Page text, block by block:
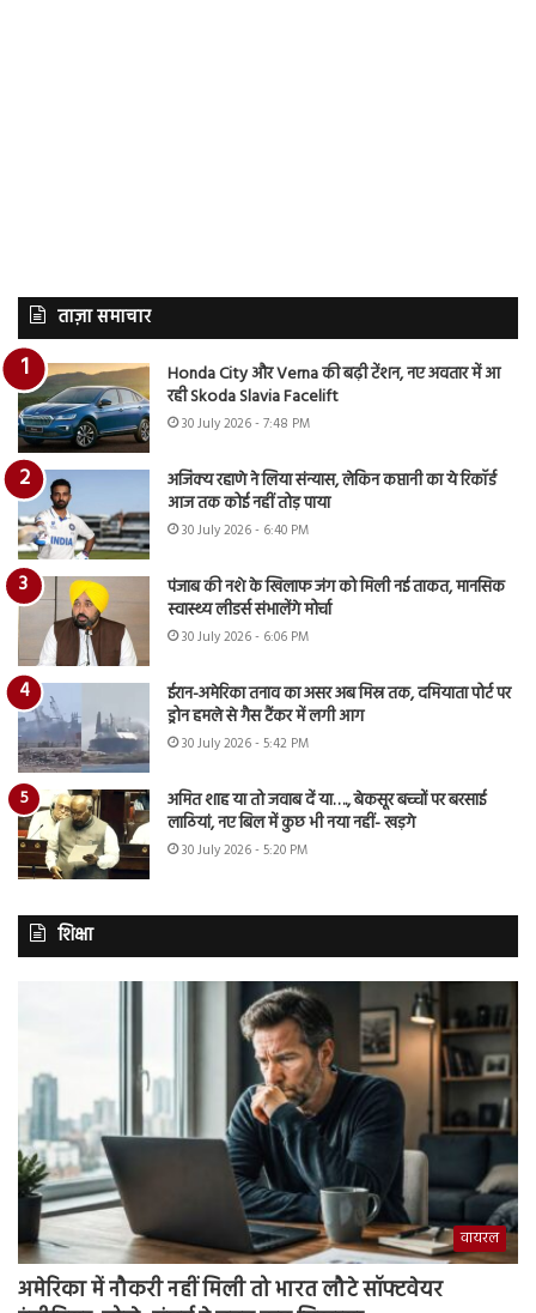
ताज़ा समाचार
Honda City और Verna की बढ़ी टेंशन, नए अवतार में आ
रही Skoda Slavia Facelift
30 July 2026 - 7:48 PM
अजिंक्य रहाणे ने लिया संन्यास, लेकिन कप्तानी का ये रिकॉर्ड
आज तक कोई नहीं तोड़ पाया
30 July 2026 - 6:40 PM
पंजाब की नशे के खिलाफ जंग को मिली नई ताकत, मानसिक
स्वास्थ्य लीडर्स संभालेंगे मोर्चा
30 July 2026 - 6:06 PM
ईरान-अमेरिका तनाव का असर अब मिस्र तक, दमियाता पोर्ट पर
ड्रोन हमले से गैस टैंकर में लगी आग
30 July 2026 - 5:42 PM
अमित शाह या तो जवाब दें या…., बेकसूर बच्चों पर बरसाई
लाठियां, नए बिल में कुछ भी नया नहीं- खड़गे
30 July 2026 - 5:20 PM
शिक्षा
वायरल
अमेरिका में नौकरी नहीं मिली तो भारत लौटे सॉफ्टवेयर